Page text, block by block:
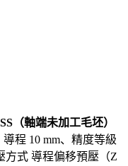
（軸端未加工毛坯）
程 10 mm、精度等級
方式 導程偏移預壓（Z